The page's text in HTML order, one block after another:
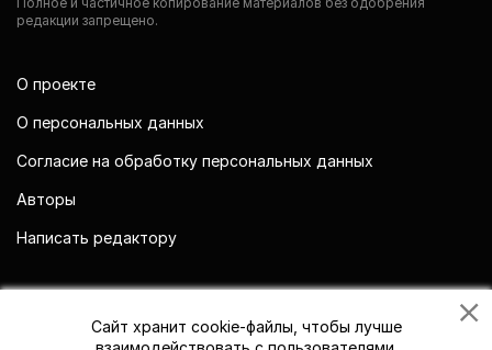
редакции запрещено.
О проекте
О персональных данных
Согласие на обработку персональных данных
Авторы
Написать редактору
Сайт хранит cookie-файлы, чтобы лучше